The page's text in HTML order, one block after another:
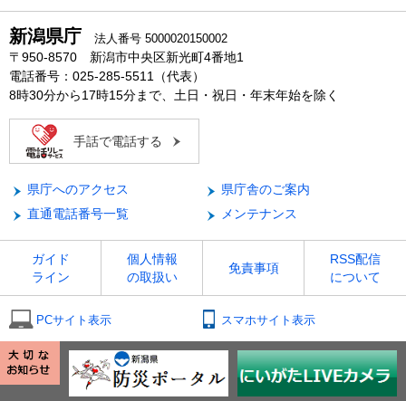
新潟県庁 法人番号 5000020150002
〒950-8570 新潟市中央区新光町4番地1
電話番号：025-285-5511（代表）
8時30分から17時15分まで、土日・祝日・年末年始を除く
手話で電話する
県庁へのアクセス
県庁舎のご案内
直通電話番号一覧
メンテナンス
ガイド
ライン
個人情報
の取扱い
免責事項
RSS配信
について
PCサイト表示 スマホサイト表示